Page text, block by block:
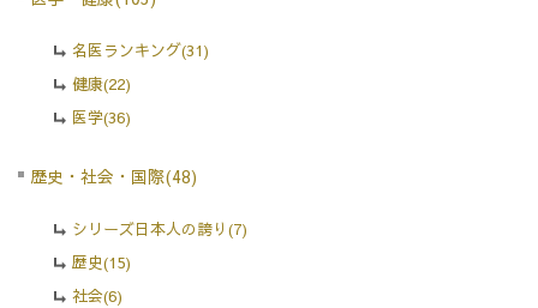
名医ランキング(31)
健康(22)
医学(36)
歴史・社会・国際(48)
シリーズ日本人の誇り(7)
歴史(15)
社会(6)